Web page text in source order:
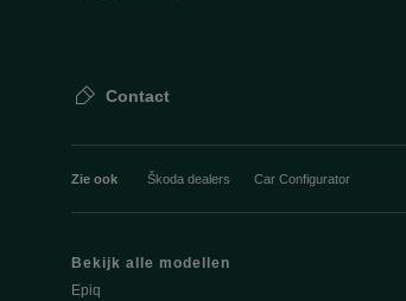
Contact
Zie ook Škoda dealers Car Configurator
Bekijk alle modellen
Epiq